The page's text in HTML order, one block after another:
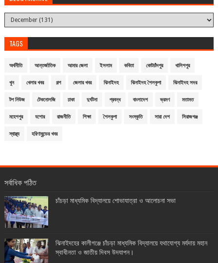
TAGS
অর্থনীতি আন্তর্জাতিক আমার জেলা ইসলাম কবিতা কোটচাঁদপুর খালিশপুর
খুন খেলার খবর গল্প জেলার খবর ঝিনাইদহ ঝিনাইদহ শৈলকুপা ঝিনাইদহ সদর
টপ নিউজ টেকনোলজি ঢাকা দুর্ঘটনা প্রবন্ধ বাংলাদেশ ভ্রমণ মতামত
মহেশপুর যশোর রাজনীতি শিক্ষা শৈলকুপা সংস্কৃতি সারা দেশ সিরাজগঞ্জ
স্বাস্থ্য হরিণাকুন্ডের খবর
সর্বাধিক পঠিত
চাঁচড়া মাধ্যমিক বিদ্যালয়ে শোভাযাত্রা ও আলোচনা সভা
ঝিনাইদহের কালীগঞ্জে চাঁচড়া মাধ্যমিক বিদ্যালয়ে যথাযোগ্য মর্যদায় মহান
স্বাধীনতা ও জাতীয় দিবস উদযাপন।